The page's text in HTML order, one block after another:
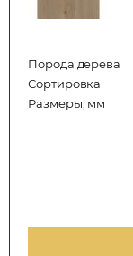
Порода дерева
Сортировка
Размеры, мм